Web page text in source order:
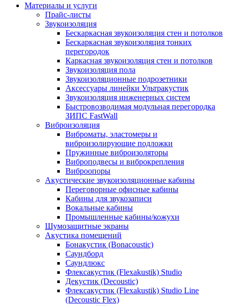
Материалы и услуги
Прайс-листы
Звукоизоляция
Бескаркасная звукоизоляция стен и потолков
Бескаркасная звукоизоляция тонких
перегородок
Каркасная звукоизоляция стен и потолков
Звукоизоляция пола
Звукоизоляционные подрозетники
Аксессуары линейки Ультракустик
Звукоизоляция инженерных систем
Быстровозводимая модульная перегородка
ЗИПС FastWall
Виброизоляция
Виброматы, эластомеры и
виброизолирующие подложки
Пружинные виброизоляторы
Виброподвесы и виброкрепления
Виброопоры
Акустические звукоизоляционные кабины
Переговорные офисные кабины
Кабины для звукозаписи
Вокальные кабины
Промышленные кабины/кожухи
Шумозащитные экраны
Акустика помещений
Бонакустик (Bonacoustic)
Саундборд
Саундлюкс
Флексакустик (Flexakustik) Studio
Декустик (Decoustic)
Флексакустик (Flexakustik) Studio Line
(Decoustic Flex)